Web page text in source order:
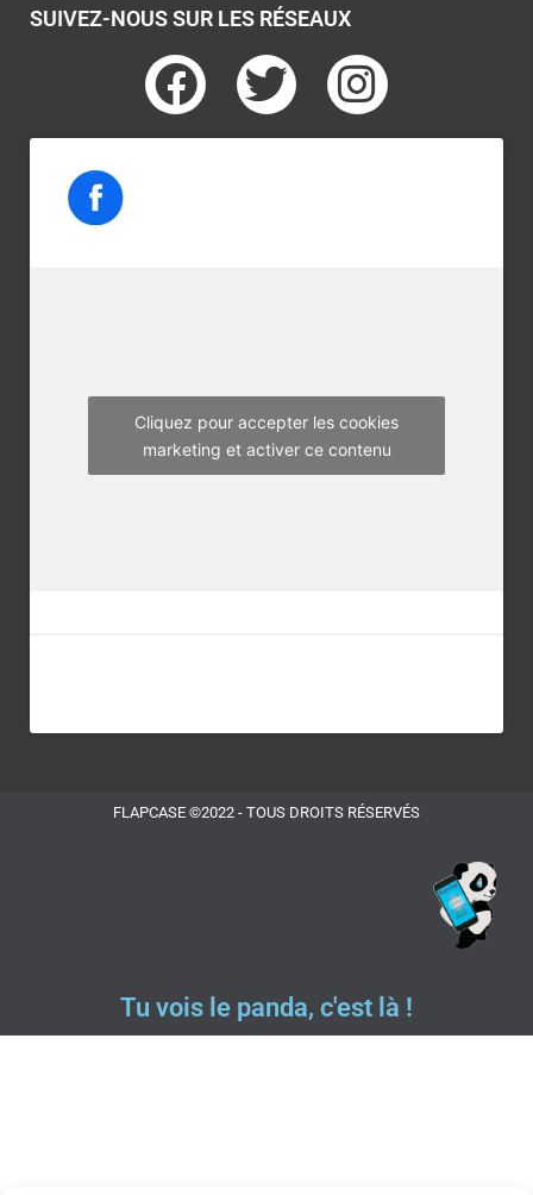
SUIVEZ-NOUS SUR LES RÉSEAUX
F
a
T
w
I
n
m
Cliquez pour accepter les cookies
marketing et activer ce contenu
FLAPCASE ©2022 - TOUS DROITS RÉSERVÉS
Tu vois le panda, c'est là !